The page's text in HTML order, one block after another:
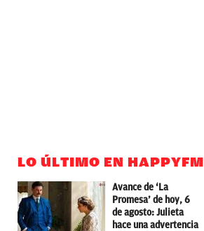
LO ÚLTIMO EN HAPPYFM
Avance de ‘La
Promesa’ de hoy, 6
de agosto: Julieta
hace una advertencia